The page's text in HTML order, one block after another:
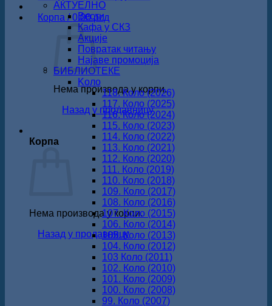
Корпа /0.00рсд
Нема производа у корпи.
Назад у продавницу
Корпа
Нема производа у корпи.
Назад у продавницу
АКТУЕЛНО
Вести
Кафа у СКЗ
Акције
Повратак читању
Најаве промоција
БИБЛИОТЕКЕ
Koло
118. Коло (2026)
117. Коло (2025)
116. Коло (2024)
115. Коло (2023)
114. Коло (2022)
113. Коло (2021)
112. Коло (2020)
111. Коло (2019)
110. Коло (2018)
109. Коло (2017)
108. Коло (2016)
107. Коло (2015)
106. Коло (2014)
105. Коло (2013)
104. Коло (2012)
103 Коло (2011)
102. Коло (2010)
101. Коло (2009)
100. Коло (2008)
99. Коло (2007)